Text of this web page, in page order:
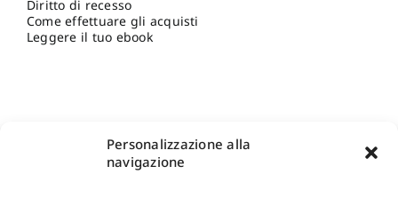
Personalizzazione alla
navigazione
Diritto di recesso
Come effettuare gli acquisti
Leggere il tuo ebook